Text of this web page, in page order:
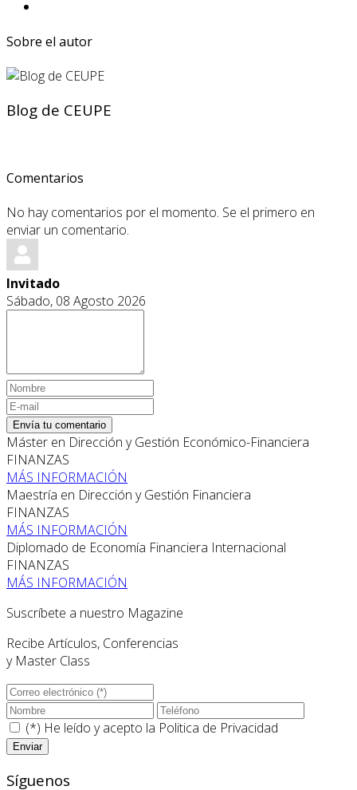
Sobre el autor
Blog de CEUPE
Comentarios
No hay comentarios por el momento. Se el primero en
enviar un comentario.
Invitado
Sábado, 08 Agosto 2026
Envía tu comentario
Máster en Dirección y Gestión Económico-Financiera
FINANZAS
MÁS INFORMACIÓN
Maestría en Dirección y Gestión Financiera
FINANZAS
MÁS INFORMACIÓN
Diplomado de Economía Financiera Internacional
FINANZAS
MÁS INFORMACIÓN
Suscríbete a nuestro Magazine
Recibe Artículos, Conferencias
y Master Class
(*) He leído y acepto la Politica de Privacidad
Síguenos